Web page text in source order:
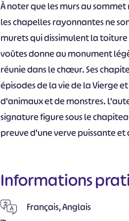
À noter que les murs au
les chapelles rayonnantes ne
murets qui dissimulent la
voûtes donne au monument
réunie dans le chœur. Ses
épisodes de la vie de la Vierge
d'animaux et de monstres.
signature figure sous le
preuve d'une verve puissante
Informations
Français, Anglais